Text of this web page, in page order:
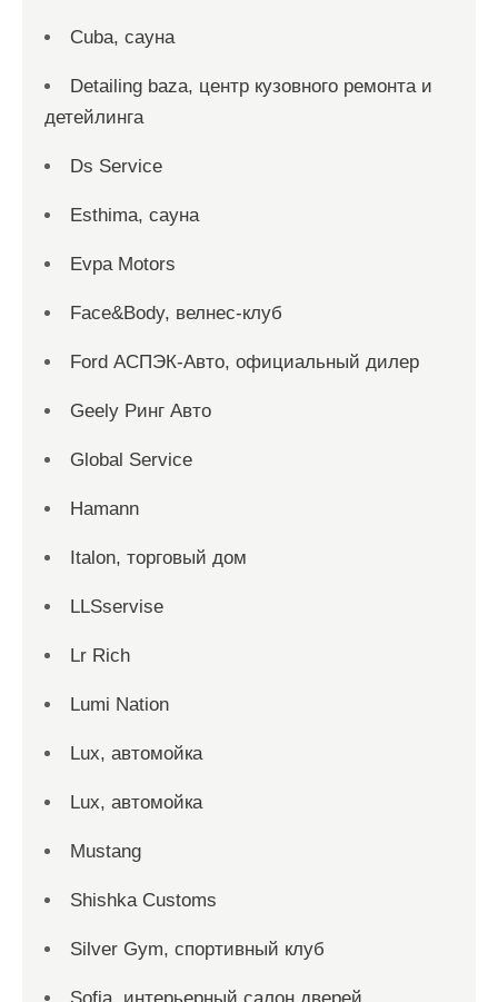
Cuba, сауна
Detailing baza, центр кузовного ремонта и
детейлинга
Ds Service
Esthima, сауна
Evpa Motors
Face&Body, велнес-клуб
Ford АСПЭК-Авто, официальный дилер
Geely Ринг Авто
Global Service
Hamann
Italon, торговый дом
LLSservise
Lr Rich
Lumi Nation
Lux, автомойка
Lux, автомойка
Mustang
Shishka Customs
Silver Gym, спортивный клуб